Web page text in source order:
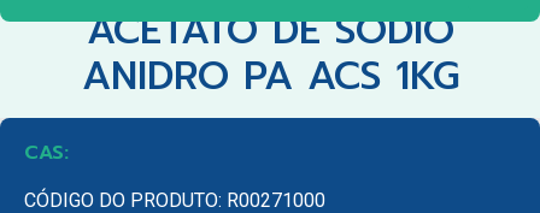
ACETATO DE SODIO
ANIDRO PA ACS 1KG
CAS:
CÓDIGO DO PRODUTO: R00271000